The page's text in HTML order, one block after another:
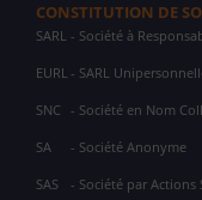
CONSTITUTION DE
SARL - Société à
EURL - SARL
SNC - Société en Nom
SA - Société Anonyme
SAS - Société par Actions